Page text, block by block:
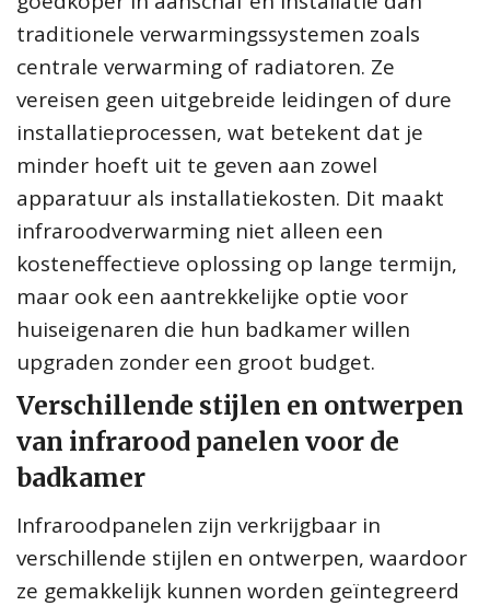
traditionele verwarmingssystemen zoals
centrale verwarming of radiatoren. Ze
vereisen geen uitgebreide leidingen of dure
installatieprocessen, wat betekent dat je
minder hoeft uit te geven aan zowel
apparatuur als installatiekosten. Dit maakt
infraroodverwarming niet alleen een
kosteneffectieve oplossing op lange termijn,
maar ook een aantrekkelijke optie voor
huiseigenaren die hun badkamer willen
upgraden zonder een groot budget.
Verschillende stijlen en ontwerpen
van infrarood panelen voor de
badkamer
Infraroodpanelen zijn verkrijgbaar in
verschillende stijlen en ontwerpen, waardoor
ze gemakkelijk kunnen worden geïntegreerd